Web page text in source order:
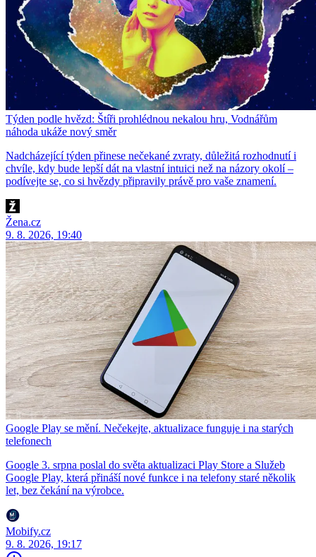
Týden podle hvězd: Štíři prohlédnou nekalou hru, Vodnářům
náhoda ukáže nový směr
Nadcházející týden přinese nečekané zvraty, důležitá rozhodnutí i
chvíle, kdy bude lepší dát na vlastní intuici než na názory okolí –
podívejte se, co si hvězdy připravily právě pro vaše znamení.
Žena.cz
9. 8. 2026, 19:40
Google Play se mění. Nečekejte, aktualizace funguje i na starých
telefonech
Google 3. srpna poslal do světa aktualizaci Play Store a Služeb
Google Play, která přináší nové funkce i na telefony staré několik
let, bez čekání na výrobce.
Mobify.cz
9. 8. 2026, 19:17